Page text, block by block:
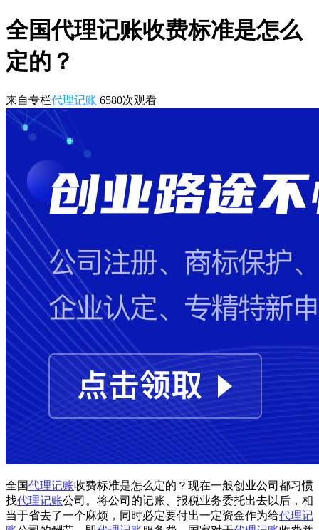
全国代理记账收费标准是怎么
定的？
来自专栏代理记账 6580次观看
全国代理记账收费标准是怎么定的？现在一般创业公司都习惯
找代理记账公司。将公司的记账、报税业务委托出去以后，相
当于省去了一个麻烦，同时必定要付出一定资金作为给代理记